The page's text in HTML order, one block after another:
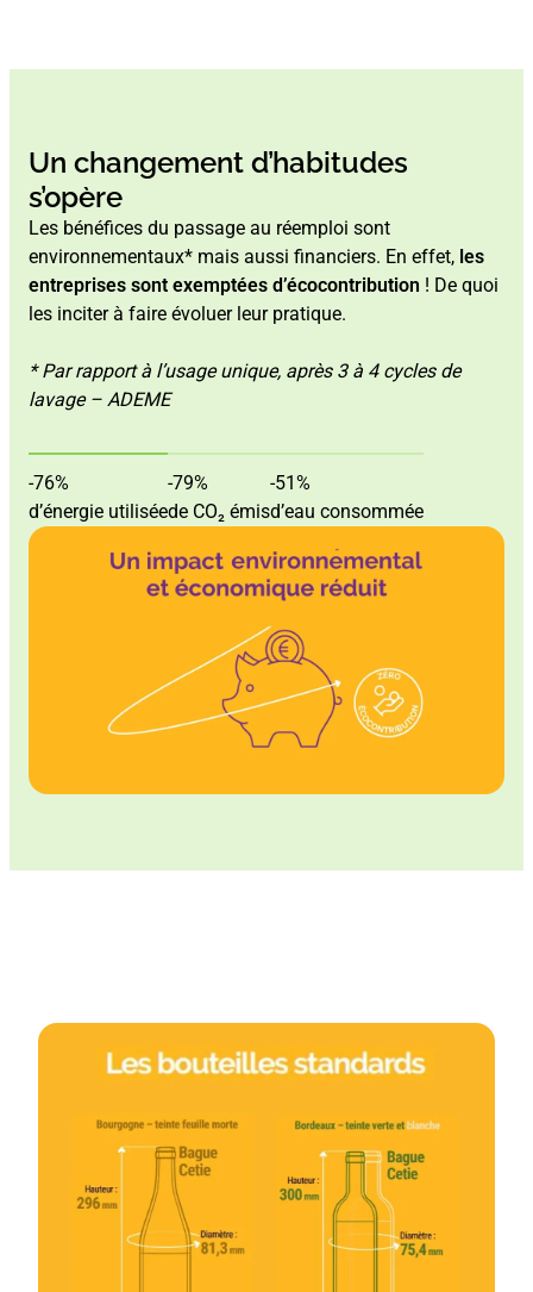
Un changement d’habitudes
s’opère
Les bénéfices du passage au réemploi sont
environnementaux* mais aussi financiers. En effet, les
entreprises sont exemptées d’écocontribution ! De quoi
les inciter à faire évoluer leur pratique.
* Par rapport à l’usage unique, après 3 à 4 cycles de
lavage – ADEME
-76%
d’énergie utilisée
-79%
de CO₂ émis
-51%
d’eau consommée